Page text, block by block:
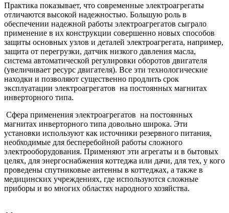
Практика показывает, что современные электроагрегаты
отличаются высокой надежностью. Большую роль в
обеспечении надежной работы электроагрегатов сыграло
применение в их конструкции совершенно новых способов
защиты основных узлов и деталей электроагрегата, например,
защита от перегрузки, датчик низкого давления масла,
система автоматической регулировки оборотов двигателя
(увеличивает ресурс двигателя). Все эти технологические
находки и позволяют существенно продлить срок
эксплуатации электроагрегатов на постоянных магнитах
инверторного типа.
Сфера применения электроагрегатов на постоянных
магнитах инверторного типа довольно широка. Эти
установки используют как источники резервного питания,
необходимые для бесперебойной работы сложного
электрооборудования. Применяют эти агрегаты и в бытовых
целях, для энергоснабжения коттеджа или дачи, для тех, у кого
проведены спутниковые антенны в коттеджах, а также в
медицинских учреждениях, где используются сложные
приборы и во многих областях народного хозяйства.